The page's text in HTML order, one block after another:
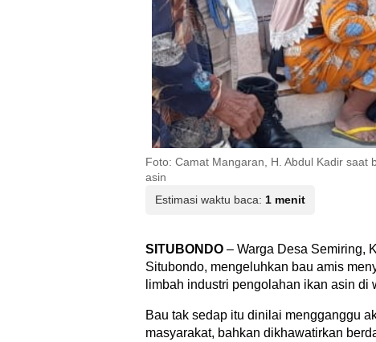
Foto: Camat Mangaran, H. Abdul Kadir
asin
Estimasi waktu baca: 1 menit
SITUBONDO – Warga Desa Semiring,
Situbondo, mengeluhkan bau amis
limbah industri pengolahan ikan asin di
Bau tak sedap itu dinilai mengganggu
masyarakat, bahkan dikhawatirkan